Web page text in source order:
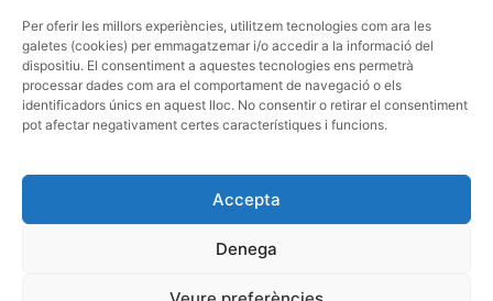
Per oferir les millors experiències, utilitzem tecnologies com ara les
galetes (cookies) per emmagatzemar i/o accedir a la informació del
dispositiu. El consentiment a aquestes tecnologies ens permetrà
processar dades com ara el comportament de navegació o els
identificadors únics en aquest lloc. No consentir o retirar el consentiment
pot afectar negativament certes característiques i funcions.
Accepta
Denega
C/ Sant Pau, 6. 08221
Terrassa
Gremi de Transports i Logística de Catalunya
2021.
Tots els drets reservats